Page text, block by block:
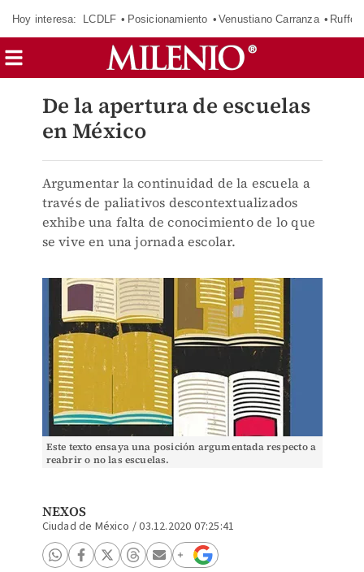
Hoy interesa: LCDLF Posicionamiento Venustiano Carranza Ruffo
De la apertura de escuelas
en México
Argumentar la continuidad de la escuela a
través de paliativos descontextualizados
exhibe una falta de conocimiento de lo que
se vive en una jornada escolar.
Este texto ensaya una posición argumentada respecto a
reabrir o no las escuelas.
NEXOS
Ciudad de México /03.12.2020 07:25:41